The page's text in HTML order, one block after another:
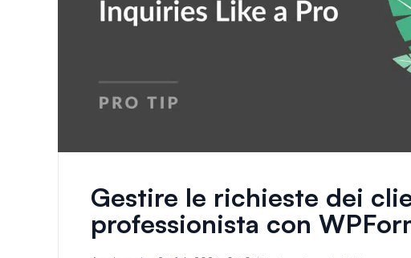
Gestire le richieste dei
professionista con